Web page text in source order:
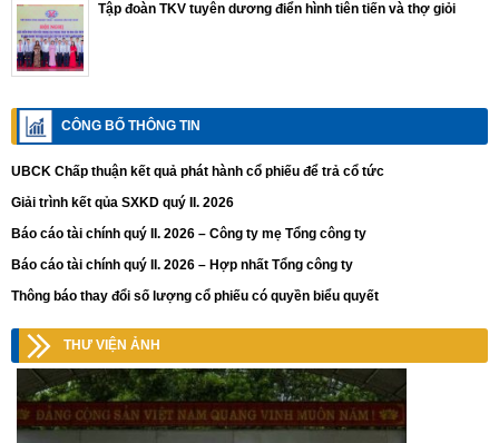
Tập đoàn TKV tuyên dương điển hình tiên tiến và thợ giỏi
CÔNG BỐ THÔNG TIN
UBCK Chấp thuận kết quả phát hành cổ phiếu để trả cổ tức
Giải trình kết qủa SXKD quý II. 2026
Báo cáo tài chính quý II. 2026 – Công ty mẹ Tổng công ty
Báo cáo tài chính quý II. 2026 – Hợp nhất Tổng công ty
Thông báo thay đổi số lượng cổ phiếu có quyền biểu quyết
THƯ VIỆN ẢNH